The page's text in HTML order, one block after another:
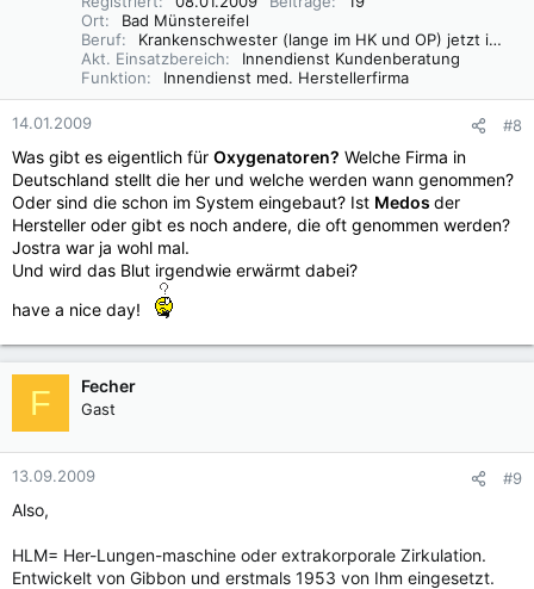
Ort
Bad Münstereifel
Beruf
Krankenschwester (lange im HK und OP) jetzt in Herstellerfirma für med. Geräte
Akt. Einsatzbereich
Innendienst Kundenberatung
Funktion
Innendienst med. Herstellerfirma
14.01.2009 #8
Was gibt es eigentlich für Oxygenatoren? Welche Firma in
Deutschland stellt die her und welche werden wann genommen?
Oder sind die schon im System eingebaut? Ist Medos der
Hersteller oder gibt es noch andere, die oft genommen werden?
Jostra war ja wohl mal.
Und wird das Blut irgendwie erwärmt dabei?
have a nice day!
F Fecher
Gast
13.09.2009 #9
Also,
HLM= Her-Lungen-maschine oder extrakorporale Zirkulation.
Entwickelt von Gibbon und erstmals 1953 von Ihm eingesetzt.